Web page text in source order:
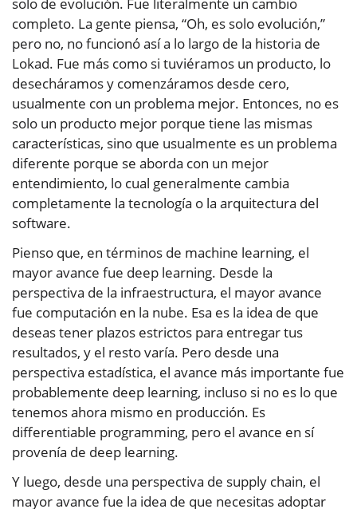
solo de evolución. Fue literalmente un cambio
completo. La gente piensa, “Oh, es solo evolución,”
pero no, no funcionó así a lo largo de la historia de
Lokad. Fue más como si tuviéramos un producto, lo
desecháramos y comenzáramos desde cero,
usualmente con un problema mejor. Entonces, no es
solo un producto mejor porque tiene las mismas
características, sino que usualmente es un problema
diferente porque se aborda con un mejor
entendimiento, lo cual generalmente cambia
completamente la tecnología o la arquitectura del
software.
Pienso que, en términos de machine learning, el
mayor avance fue deep learning. Desde la
perspectiva de la infraestructura, el mayor avance
fue computación en la nube. Esa es la idea de que
deseas tener plazos estrictos para entregar tus
resultados, y el resto varía. Pero desde una
perspectiva estadística, el avance más importante fue
probablemente deep learning, incluso si no es lo que
tenemos ahora mismo en producción. Es
differentiable programming, pero el avance en sí
provenía de deep learning.
Y luego, desde una perspectiva de supply chain, el
mayor avance fue la idea de que necesitas adoptar